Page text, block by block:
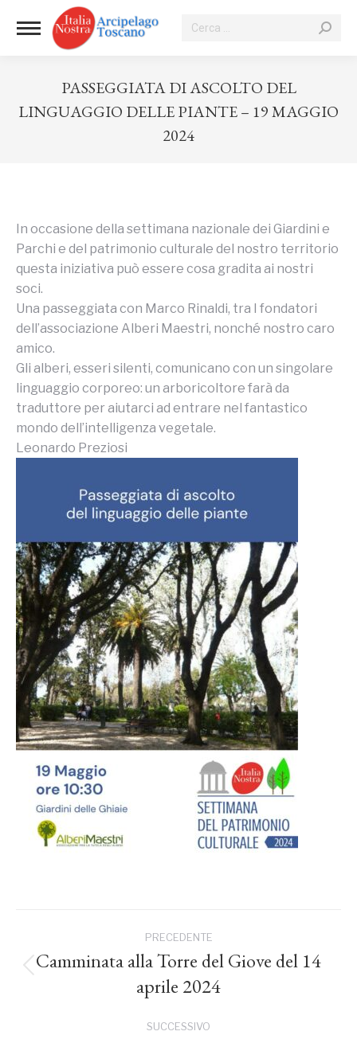
Cerca:
PASSEGGIATA DI ASCOLTO DEL
LINGUAGGIO DELLE PIANTE – 19 MAGGIO
2024
In occasione della settimana nazionale dei Giardini e
Parchi e del patrimonio culturale del nostro territorio
questa iniziativa può essere cosa gradita ai nostri
soci.
Una passeggiata con Marco Rinaldi, tra I fondatori
dell’associazione Alberi Maestri, nonché nostro caro
amico.
Gli alberi, esseri silenti, comunicano con un singolare
linguaggio corporeo: un arboricoltore farà da
traduttore per aiutarci ad entrare nel fantastico
mondo dell’intelligenza vegetale.
Leonardo Preziosi
tra
PRECEDENTE
precedente:
Camminata alla Torre del Giove del 14
aprile 2024
SUCCESSIVO